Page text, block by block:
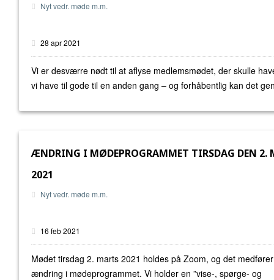
Nyt vedr. møde m.m.
28 apr 2021
Vi er desværre nødt til at aflyse medlemsmødet, der skulle
vi have til gode til en anden gang – og forhåbentlig kan det
ÆNDRING I MØDEPROGRAMMET TIRSDAG DEN 2.
2021
Nyt vedr. møde m.m.
16 feb 2021
Mødet tirsdag 2. marts 2021 holdes på Zoom, og det
ændring i mødeprogrammet. Vi holder en ”vise-, spørge- og